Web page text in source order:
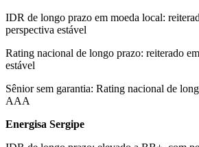
IDR de longo prazo em moeda local:
perspectiva estável
Rating nacional de longo prazo: reiterado
estável
Sênior sem garantia: Rating nacional de
AAA
Energisa Sergipe